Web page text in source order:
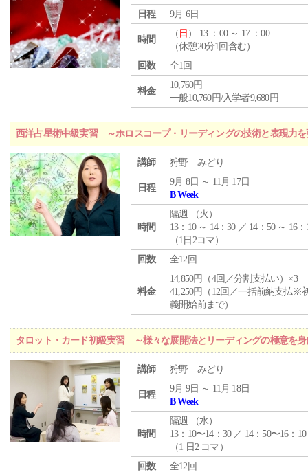
日程 9月 6日
時間
（ 日 ） 13 ：00 ～ 17 ：00
（休憩20分1回含む）
回数
全1回
料金
10,760円
一般10,760円/入学者9,680円
西洋占星術中級実習 ～ホロスコープ・リーディングの技術と表現力
講師 狩野 みどり
日程
9月 8日 ～ 11月 17日
B Week
時間
隔週 （火 ）
13：10 ～ 14：30 ／ 14：50 ～ 16：
（1日2コマ）
回数
全12回
料金
14,850円（4回／分割支払い）×3
41,250円（12回／一括前納支払※
義開始前まで）
タロット・カード初級実習 ～様々な展開法とリーディングの極意を身
講師 狩野 みどり
日程
9月 9日 ～ 11月 18日
B Week
時間
隔週 （水）
13：10〜14：30 ／ 14：50〜16：10
（1 日2 コマ）
回数
全12回